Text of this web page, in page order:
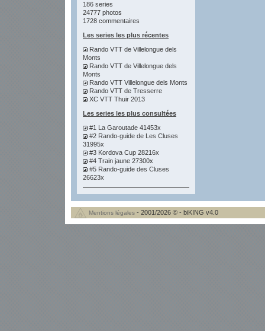
186 series
24777 photos
1728 commentaires
Les series les plus récentes
Rando VTT de Villelongue dels
Monts
Rando VTT de Villelongue dels
Monts
Rando VTT Villelongue dels Monts
Rando VTT de Tresserre
XC VTT Thuir 2013
Les series les plus consultées
#1 La Garoutade 41453x
#2 Rando-guide de Les Cluses
31995x
#3 Kordova Cup 28216x
#4 Train jaune 27300x
#5 Rando-guide des Cluses
26623x
Mentions légales - 2001/2026 © - biKING v4.0